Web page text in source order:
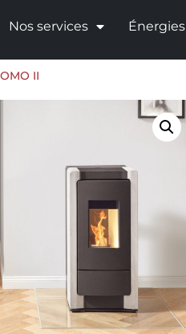
Nos services Énergies
II